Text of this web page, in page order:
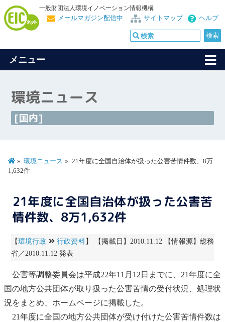
一般財団法人環境イノベーション情報機構
ヘルプ
サイトマップ
メールマガジン配信中
メニュー
環境ニュース
[国内]
環境ニュース
21年度に全国自治体が扱った公害苦情件数、8万
1,632件
21年度に全国自治体が扱った公害苦
情件数、8万1,632件
【環境行政 行政資料】 【掲載日】2010.11.12 【情報源】総務
省／2010.11.12 発表
公害等調整委員会は平成22年11月12日までに、21年度に全
国の地方公共団体が取り扱った公害苦情の受付状況、処理状
況をまとめ、ホームページに掲載した。
21年度に全国の地方公共団体が受け付けた公害苦情件数は